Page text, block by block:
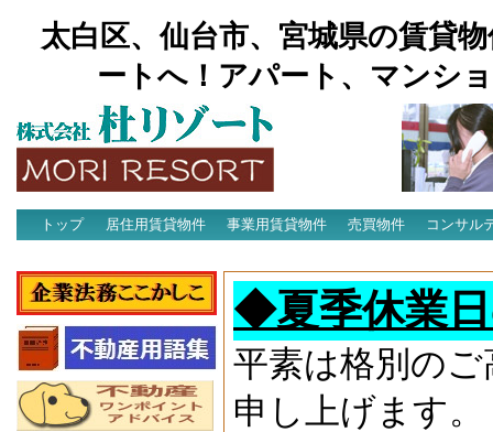
太白区、仙台市、宮城県の賃貸
ートへ！アパート、マンシ
トップ 居住用賃貸物件 事業用賃貸物件 売買物件
コンサル
◆夏季休業
平素は格別の
申し上げます。